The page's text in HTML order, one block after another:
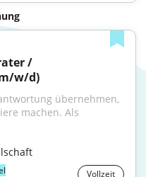
/
w/d)
übernehmen,
Vollzeit